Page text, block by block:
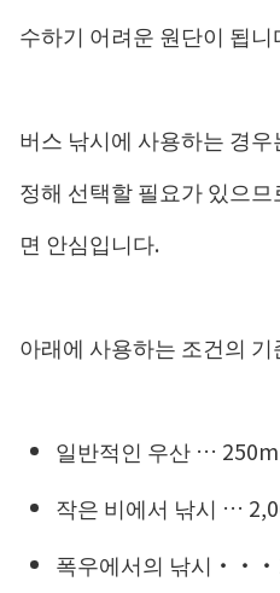
수하기 어려운 원단이 됩니
버스 낚시에 사용하는 경
정해 선택할 필요가 있으
면 안심입니다.
아래에 사용하는 조건의
일반적인 우산 …
작은 비에서 낚시 …
폭우에서의 낚시・・